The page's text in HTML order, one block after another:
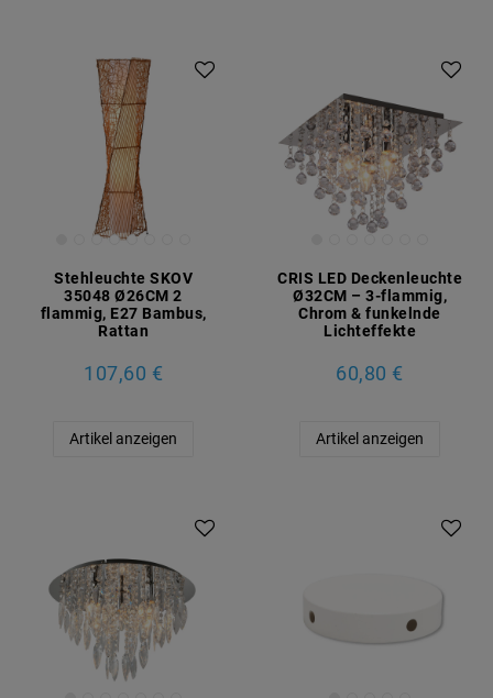
Stehleuchte SKOV
35048 Ø26CM 2
flammig, E27 Bambus,
Rattan
107,60 €
Artikel anzeigen
CRIS LED Deckenleuchte
Ø32CM – 3-flammig,
Chrom & funkelnde
Lichteffekte
60,80 €
Artikel anzeigen